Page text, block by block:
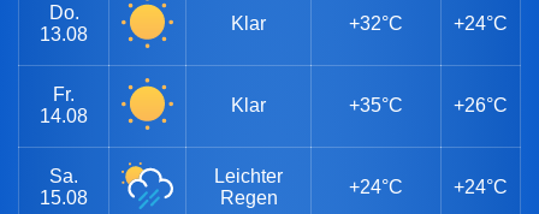
Do.
13.08
Klar +32°C +24°C
Fr.
14.08
Klar +35°C +26°C
Sa.
15.08
Leichter
Regen
+24°C +24°C